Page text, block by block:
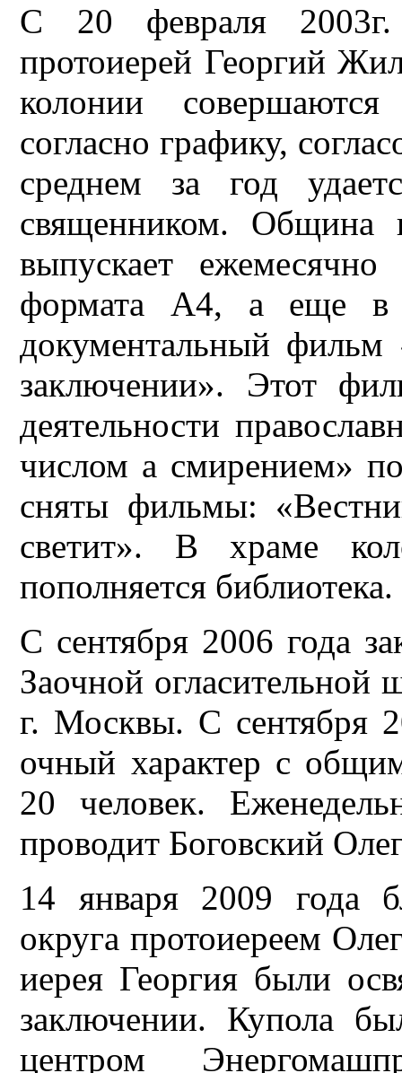
С 20 февраля 2003г.
протоиерей Георгий
колонии
согласно графику,
среднем за год
священником. Община
выпускает ежемесячно
формата А4, а еще в
документальный
заключении». Этот
деятельности
числом а смирением»
сняты фильмы:
светит». В храме
пополняется библиотека.
С сентября 2006 года
Заочной
г. Москвы. С сентября
очный характер с
20 человек.
проводит Боговский
14 января 2009 года
округа протоиереем
иерея Георгия были
заключении. Купола
центром